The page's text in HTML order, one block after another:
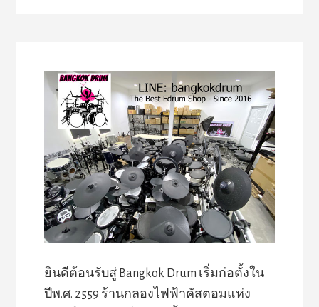
ยินดีต้อนรับสู่ Bangkok Drum เริ่มก่อตั้งใน
ปีพ.ศ. 2559 ร้านกลองไฟฟ้าคัสตอมแห่ง